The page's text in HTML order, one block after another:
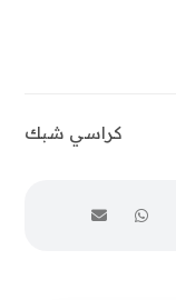
كراسي شبك